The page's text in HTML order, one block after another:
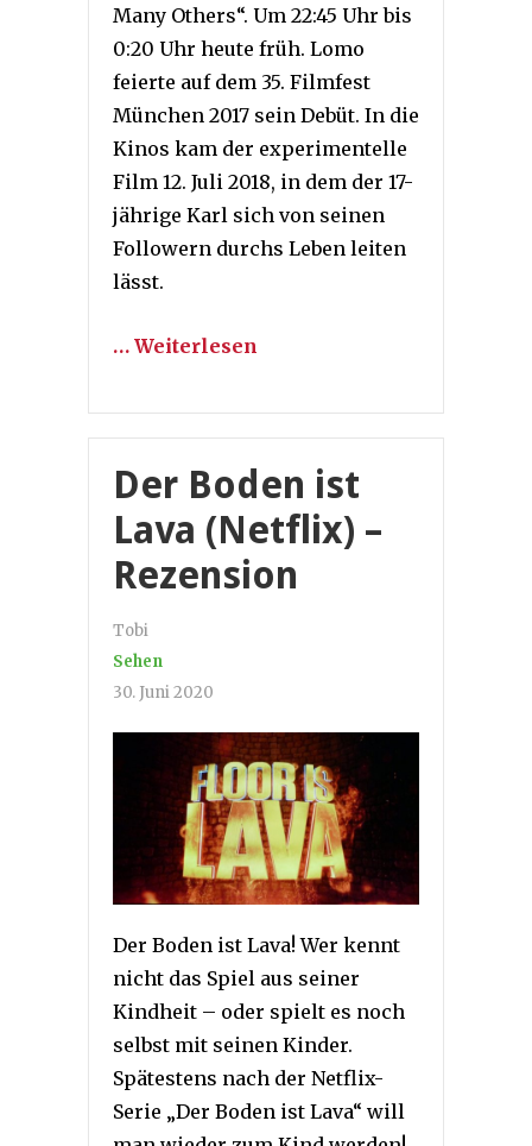
Many Others“. Um 22:45 Uhr bis
0:20 Uhr heute früh. Lomo
feierte auf dem 35. Filmfest
München 2017 sein Debüt. In die
Kinos kam der experimentelle
Film 12. Juli 2018, in dem der 17-
jährige Karl sich von seinen
Followern durchs Leben leiten
lässt.
… Weiterlesen
Der Boden ist
Lava (Netflix) –
Rezension
Tobi
Sehen
30. Juni 2020
Der Boden ist Lava! Wer kennt
nicht das Spiel aus seiner
Kindheit – oder spielt es noch
selbst mit seinen Kinder.
Spätestens nach der Netflix-
Serie „Der Boden ist Lava“ will